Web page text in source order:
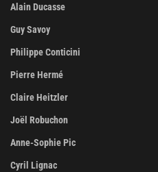
Alain Ducasse
Guy Savoy
Philippe Conticini
Pierre Hermé
Claire Heitzler
Joël Robuchon
Anne-Sophie Pic
Cyril Lignac